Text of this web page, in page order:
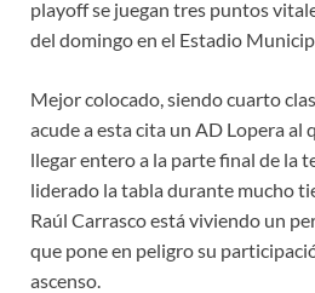
playoff se juegan tres puntos
del domingo en el Estadio
Mejor colocado, siendo cuarto
acude a esta cita un AD Lopera al
llegar entero a la parte final de la
liderado la tabla durante mucho
Raúl Carrasco está viviendo un
que pone en peligro su
ascenso.